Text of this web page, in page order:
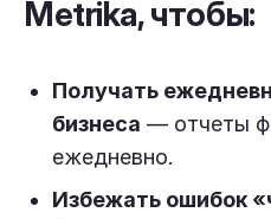
Metrika, чтобы:
Получать
бизнеса — отчеты
ежедневно.
Избежать ошибок